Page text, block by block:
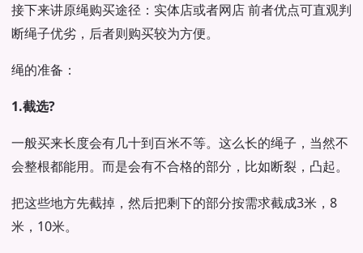
接下来讲原绳购买途径：实体店或者网店 前者优点可直观判
断绳子优劣，后者则购买较为方便。
绳的准备：
1.截选?
一般买来长度会有几十到百米不等。这么长的绳子，当然不
会整根都能用。而是会有不合格的部分，比如断裂，凸起。
把这些地方先截掉，然后把剩下的部分按需求截成3米，8
米，10米。